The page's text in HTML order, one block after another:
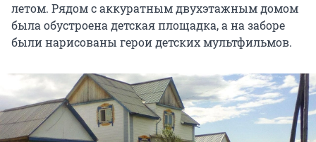
летом. Рядом с аккуратным двухэтажным домом
была обустроена детская площадка, а на заборе
были нарисованы герои детских мультфильмов.